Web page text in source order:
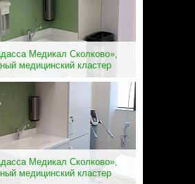
Медикал Сколково»,
медицинский кластер
Медикал Сколково»,
медицинский кластер